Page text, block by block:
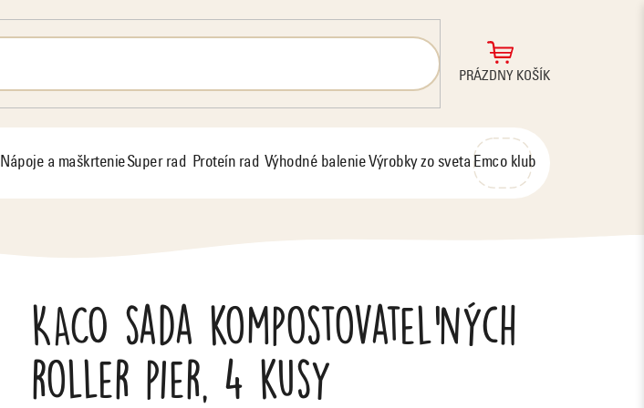
NÁKUPNÝ
PRÁZDNY KOŠÍK
Nápoje a maškrtenieSuper rad Proteín rad Výhodné balenie Výrobky zo svetaEmco klub
KACO sada kompostovateľných
roller pier, 4 kusy